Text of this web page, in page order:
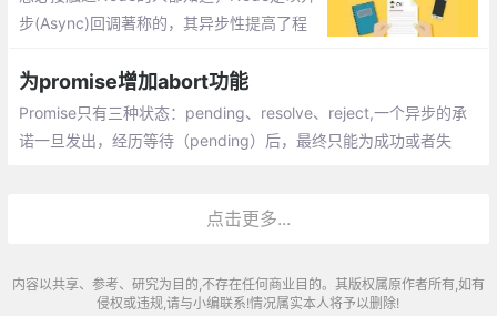
步(Async)回调著称的，其异步性提高了程
性。如果我们有几个异步操作，并且后一个
操作需要前一个操作返回的数据才能执行
为promise增加abort功能
Promise只有三种状态：pending、resolve、reject,一个异步的承
诺一旦发出，经历等待（pending）后，最终只能为成功或者失
点击更多...
内容以共享、参考、研究为目的,不存在任何商业目的。其版权属原作者所有,如有
侵权或违规,请与小编联系!情况属实本人将予以删除!